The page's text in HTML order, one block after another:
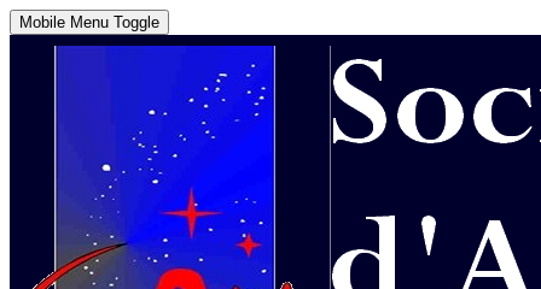
Mobile Menu Toggle